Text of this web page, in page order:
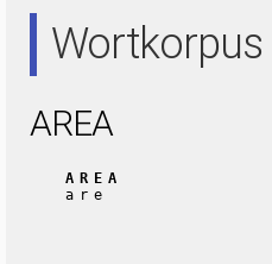
Wortkorpus
AREA
AREA
are